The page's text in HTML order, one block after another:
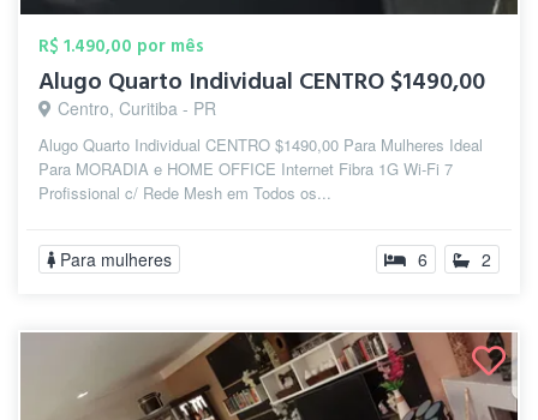
R$ 1.490,00 por mês
Alugo Quarto Individual CENTRO $1490,00
Centro, Curitiba - PR
Alugo Quarto Individual CENTRO $1490,00 Para Mulheres Ideal
Para MORADIA e HOME OFFICE Internet Fibra 1G Wi-Fi 7
Profissional c/ Rede Mesh em Todos os...
Para mulheres 6 2